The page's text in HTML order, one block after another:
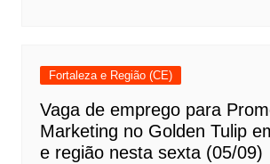
Fortaleza e Região (CE)
Vaga de emprego para
Marketing no Golden Tulip
e região nesta sexta (05/09)